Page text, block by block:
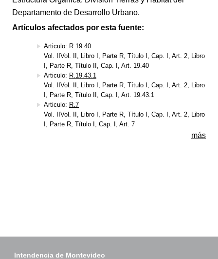
Departamento de Desarrollo Urbano.
Artículos afectados por esta fuente:
Articulo: R.19.40
Vol. IIVol. II, Libro I, Parte R, Título I, Cap. I, Art. 2, Libro
I, Parte R, Título II, Cap. I, Art. 19.40
Articulo: R.19.43.1
Vol. IIVol. II, Libro I, Parte R, Título I, Cap. I, Art. 2, Libro
I, Parte R, Título II, Cap. I, Art. 19.43.1
Articulo: R.7
Vol. IIVol. II, Libro I, Parte R, Título I, Cap. I, Art. 2, Libro
I, Parte R, Título I, Cap. I, Art. 7
más
Intendencia de Montevideo